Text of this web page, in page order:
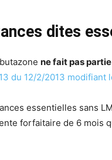
dites
ne fait pas partie
du 12/2/2013 modifiant
essentielles sans
forfaitaire de 6 mois